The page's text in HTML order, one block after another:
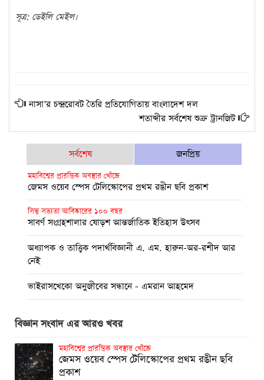
সূত্র: ডেইলি মেইল।
নাসা’র চন্দ্ররোবট তৈরি প্রতিযোগিতায় বাংলাদেশ দল
শতাব্দীর সর্বশেষ শুক্র ট্রানজিট
সর্বশেষ জনপ্রিয়
মহাবিশ্বের প্রারম্ভিক অবস্থার খোঁজে
জেমস ওয়েব স্পেস টেলিস্কোপের প্রথম রঙীন ছবি প্রকাশ
সিন্ধু সভ্যতা আবিষ্কারের ১০০ বছর
সাবর্ণ সংগ্রহশালার ষোড়শ আন্তর্জাতিক ইতিহাস উৎসব
অধ্যাপক ও তাত্ত্বিক পদার্থবিজ্ঞানী এ. এম. হারুন-অর-রশীদ আর
নেই
ভাইরাসখেকো অনুজীবের সন্ধানে - এমরান আহমেদ
পূর্ণতা মিলল আইনস্টাইনের সাধারণ আপেক্ষিকতা তত্ত্বের
উচ্চমাত্রায় অক্সিজেন সহায়তায় বুয়েটের উদ্ভাবন: অক্সিজেট
প্রথম চন্দ্রাভিযানের নভোচারী মাইকেল কলিন্স এর জীবনাবসান
বিজ্ঞান সংবাদ এর আরও খবর
মহাবিশ্বের প্রারম্ভিক অবস্থার খোঁজে
জেমস ওয়েব স্পেস টেলিস্কোপের প্রথম রঙীন ছবি
প্রকাশ